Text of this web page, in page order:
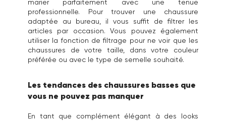
marier parfaitement avec une tenue
professionnelle. Pour trouver une chaussure
adaptée au bureau, il vous suffit de filtrer les
articles par occasion. Vous pouvez également
utiliser la fonction de filtrage pour ne voir que les
chaussures de votre taille, dans votre couleur
préférée ou avec le type de semelle souhaité.
Les tendances des chaussures basses que
vous ne pouvez pas manquer
En tant que complément élégant à des looks